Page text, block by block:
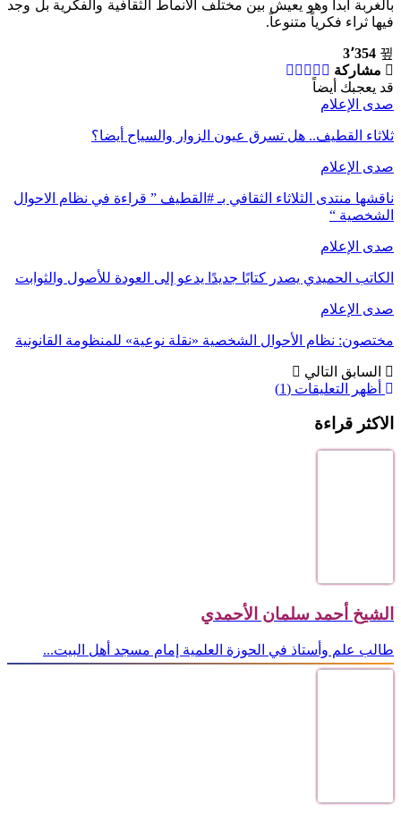
بالغربة أبداً وهو يعيش بين مختلف الأنماط الثقافية والفكرية بل وجد
فيها ثراء فكرياً متنوعاً.
3٬354
مشاركة
قد يعجبك أيضاً
صدى الإعلام
ثلاثاء القطيف.. هل تسرق عيون الزوار والسياح أيضا؟
صدى الإعلام
ناقشها منتدى الثلاثاء الثقافي بـ #القطيف ” قراءة في نظام الاحوال
الشخصية “
صدى الإعلام
الكاتب الحميدي يصدر كتابًا جديدًا يدعو إلى العودة للأصول والثوابت
صدى الإعلام
مختصون: نظام الأحوال الشخصية «نقلة نوعية» للمنظومة القانونية
السابق التالي
أظهر التعليقات (1)
الاكثر قراءة
الشيخ أحمد سلمان الأحمدي
طالب علم وأستاذ في الحوزة العلمية إمام مسجد أهل البيت...